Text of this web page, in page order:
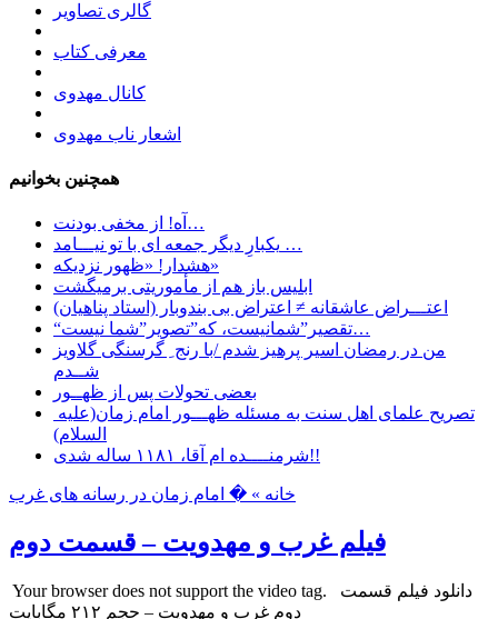
گالری تصاویر
معرفی کتاب
کانال مهدوی
اشعار ناب مهدوی
همچنین بخوانیم
آه! از مخفی بودنت…
یکبارِ دیگر جمعه ای با تو نیـــامد …
هشدار! «ظهور نزدیکه»
ابليس باز هم از مأموريتی برمیگشت
اعتـــراض عاشقانه ≠ اعتراض بی بندوبار (استاد پناهیان)
“تقصیر”شمانیست، که”تصویر”شما نیست…
من در رمضان اسیر پرهیز شدم /با رنج ِ گرسنگی گلاویز
شــدم
بعضی تحولات پس از ظهــور
السلام)
شرمنــــده ام آقا، ۱۱۸۱ ساله شدی!!
خانه » � امام زمان در رسانه های غرب
فیلم غرب و مهدویت – قسمت دوم
Your browser does not support the video tag. دانلود فیلم قسمت